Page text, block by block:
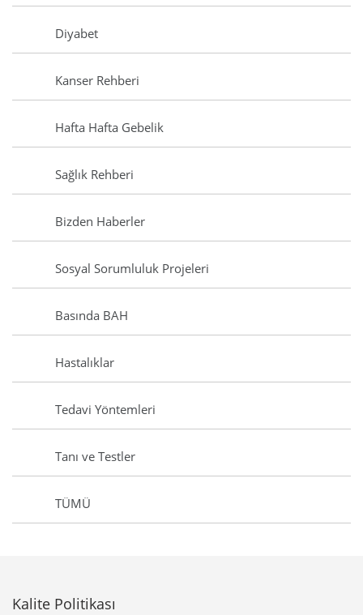
Diyabet
Kanser Rehberi
Hafta Hafta Gebelik
Sağlık Rehberi
Bizden Haberler
Sosyal Sorumluluk Projeleri
Basında BAH
Hastalıklar
Tedavi Yöntemleri
Tanı ve Testler
TÜMÜ
Kalite Politikası